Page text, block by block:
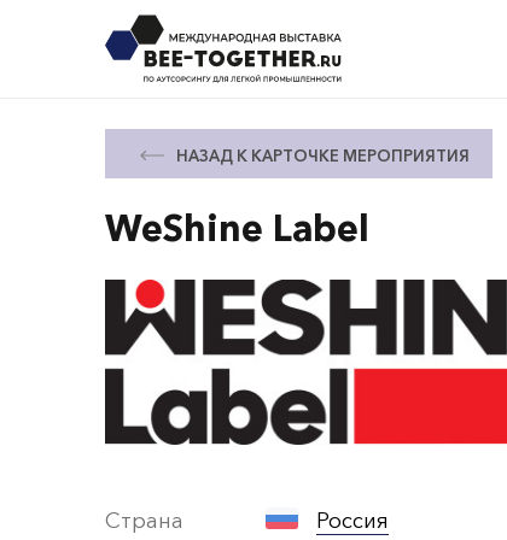
НАЗАД К КАРТОЧКЕ МЕРОПРИЯТИЯ
WeShine Label
Страна Россия